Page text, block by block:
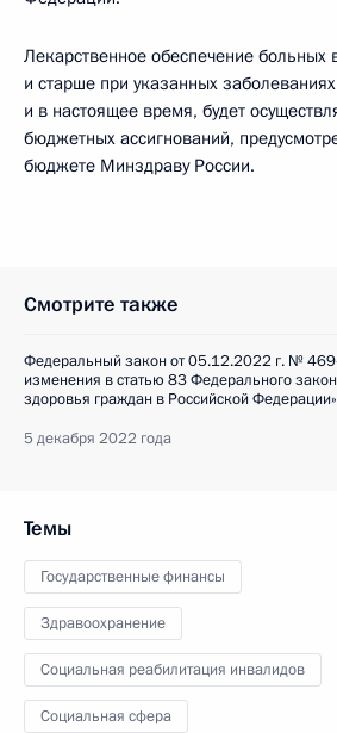
Лекарственное обеспечение больных
и старше при указанных
и в настоящее время, будет
бюджетных ассигнований,
бюджете Минздраву России.
Смотрите также
Федеральный закон от 05.12.2022 г. №
изменения в статью 83 Федерального
здоровья граждан в Российской Федерации»
5 декабря 2022 года
Темы
Государственные финансы
Здравоохранение
Социальная реабилитация инвалидов
Социальная сфера